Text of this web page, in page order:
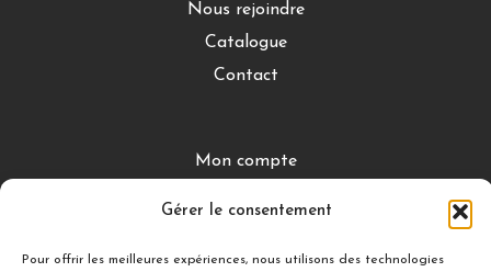
Gérer le consentement
Pour offrir les meilleures expériences, nous utilisons des technologies
Nous rejoindre
Catalogue
Contact
Mon compte
Conditions de retour